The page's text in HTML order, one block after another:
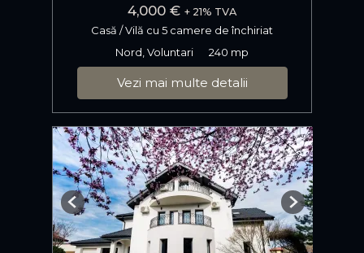
4,000 € + 21% TVA
Casă / Vilă cu 5 camere de închiriat
Nord, Voluntari
240 mp
Vezi mai multe detalii
Previous Next